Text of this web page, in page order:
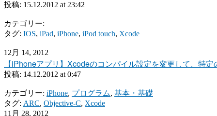
投稿: 15.12.2012 at 23:42
カテゴリー:
タグ: IOS, iPad, iPhone, iPod touch, Xcode
12月 14, 2012
【iPhoneアプリ】Xcodeのコンパイル設定を変更して、特
投稿: 14.12.2012 at 0:47
カテゴリー: iPhone, プログラム, 基本・基礎
タグ: ARC, Objective-C, Xcode
11月 28, 2012